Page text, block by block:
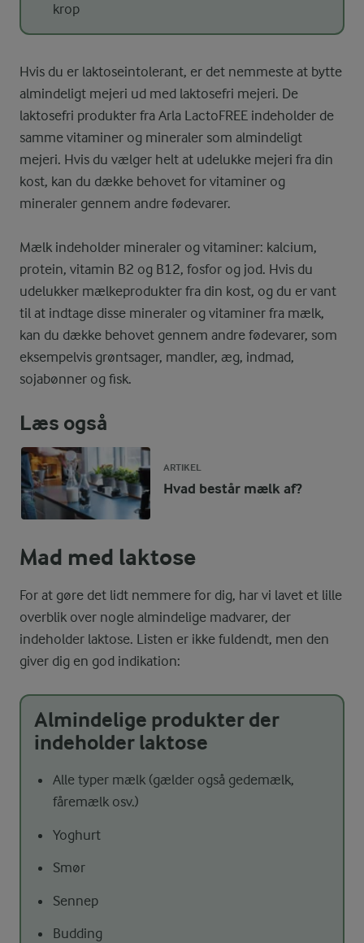
krop
Hvis du er laktoseintolerant, er det nemmeste at bytte
almindeligt mejeri ud med laktosefri mejeri. De
laktosefri produkter fra Arla LactoFREE indeholder de
samme vitaminer og mineraler som almindeligt
mejeri. Hvis du vælger helt at udelukke mejeri fra din
kost, kan du dække behovet for vitaminer og
mineraler gennem andre fødevarer.
Mælk indeholder mineraler og vitaminer: kalcium,
protein, vitamin B2 og B12, fosfor og jod. Hvis du
udelukker mælkeprodukter fra din kost, og du er vant
til at indtage disse mineraler og vitaminer fra mælk,
kan du dække behovet gennem andre fødevarer, som
eksempelvis grøntsager, mandler, æg, indmad,
sojabønner og fisk.
Læs også
ARTIKEL
Hvad består mælk af?
Mad med laktose
For at gøre det lidt nemmere for dig, har vi lavet et lille
overblik over nogle almindelige madvarer, der
indeholder laktose. Listen er ikke fuldendt, men den
giver dig en god indikation:
Almindelige produkter der
indeholder laktose
Alle typer mælk (gælder også gedemælk,
fåremælk osv.)
Yoghurt
Smør
Sennep
Budding